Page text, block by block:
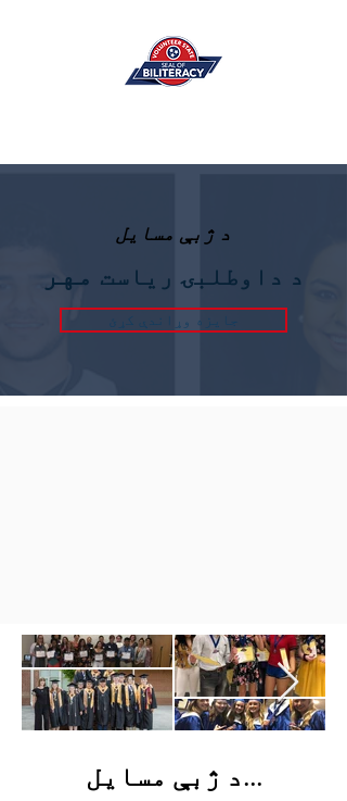
د ژبې مسایل
د داوطلبۍ ریاست مهر
جایزه وړاندې کړئ
د ژبې مسایل...